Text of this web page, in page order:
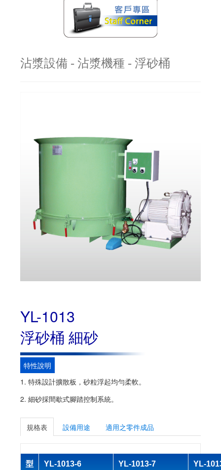
沾漿設備 - 沾漿機種 - 浮砂桶
YL-1013
浮砂桶 細砂
特性說明
1. 特殊設計擴散板，砂粒浮起均勻柔軟。
2. 細砂採間歇式腳踏控制系統。
規格表 設備用途 適用之零件成品
型
YL-1013-6
YL-1013-7
YL-